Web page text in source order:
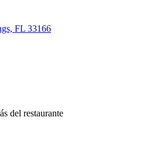
FL 33166
del restaurante